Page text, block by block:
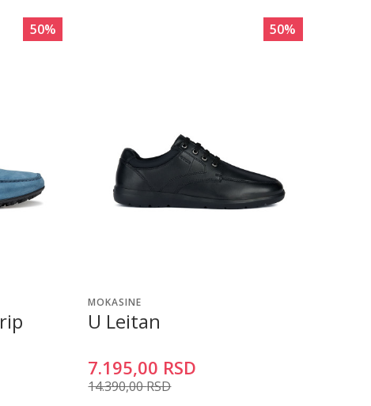
50% 50%
MOKASINE
U Leitan
7.195,00 RSD
14.390,00RSD